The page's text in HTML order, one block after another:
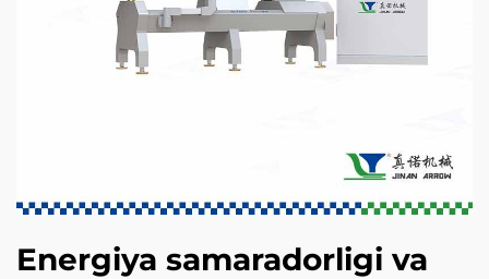
Energiya samaradorligi va